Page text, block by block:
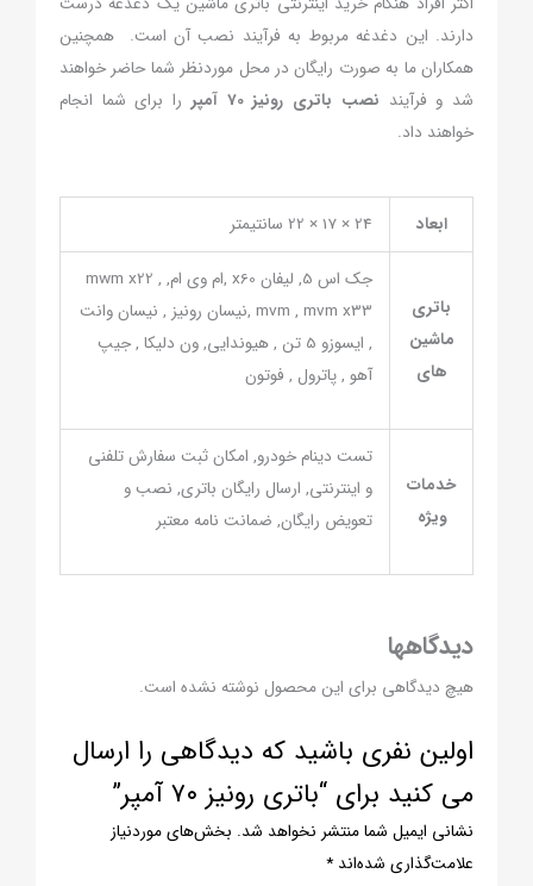
دارند. این دغدغه مربوط به فرآیند نصب آن است. همچنین
همکاران ما به صورت رایگان در محل موردنظر شما حاضر خواهند
شد و فرآیند نصب باتری رونیز 70 آمپر
را برای شما انجام
خواهند داد.
ابعاد 24 × 17 × 22 سانتیمتر
باتری
ماشین
های
جک اس 5, لیفان x60 ,ام وی ام, mwm x22 ,
mvm , mvm x33 ,نیسان رونیز , نیسان وانت
, ایسوزو 5 تن , هیوندایی, ون دلیکا , جیپ
آهو , پاترول , فوتون
خدمات
ویژه
تست دینام خودرو, امکان ثبت سفارش تلفنی
و اینترنتی, ارسال رایگان باتری, نصب و
تعویض رایگان, ضمانت نامه معتبر
دیدگاهها
هیچ دیدگاهی برای این محصول نوشته نشده است.
اولین نفری باشید که دیدگاهی را ارسال
می کنید برای “باتری رونیز ۷۰ آمپر”
نشانی ایمیل شما منتشر نخواهد شد. بخش‌های موردنیاز
علامت‌گذاری شده‌اند*